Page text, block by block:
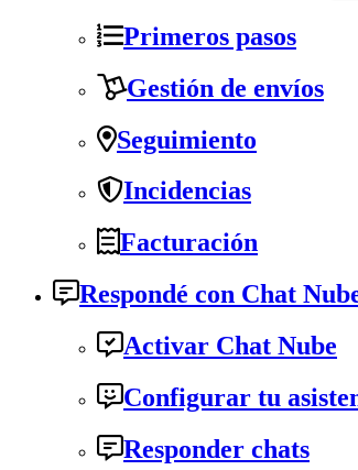
Primeros pasos
Gestión de envíos
Seguimiento
Incidencias
Facturación
Respondé con Chat
Activar Chat Nube
Configurar tu
Responder chats